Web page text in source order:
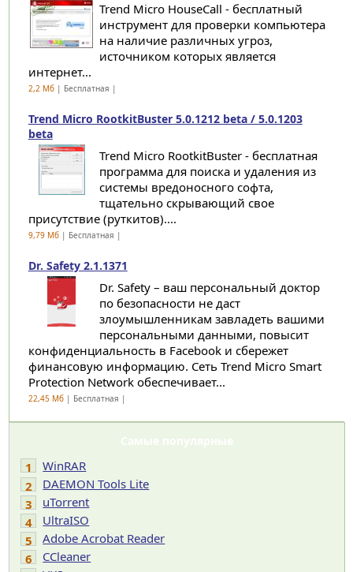
Trend Micro HouseCall - бесплатный
инструмент для проверки компьютера
на наличие различных угроз,
источником которых является
интернет...
2,2 Мб| Бесплатная |
Trend Micro RootkitBuster 5.0.1212 beta / 5.0.1203
beta
Trend Micro RootkitBuster - бесплатная
программа для поиска и удаления из
системы вредоносного софта,
тщательно скрывающий свое
присутствие (руткитов)....
9,79 Мб| Бесплатная |
Dr. Safety 2.1.1371
Dr. Safety – ваш персональный доктор
по безопасности не даст
злоумышленникам завладеть вашими
персональными данными, повысит
конфиденциальность в Facebook и сбережет
финансовую информацию. Сеть Trend Micro Smart
Protection Network обеспечивает...
22,45 Мб| Бесплатная |
Самые популярные
1
WinRAR
2
DAEMON Tools Lite
3
uTorrent
4
UltraISO
5
Adobe Acrobat Reader
6
CCleaner